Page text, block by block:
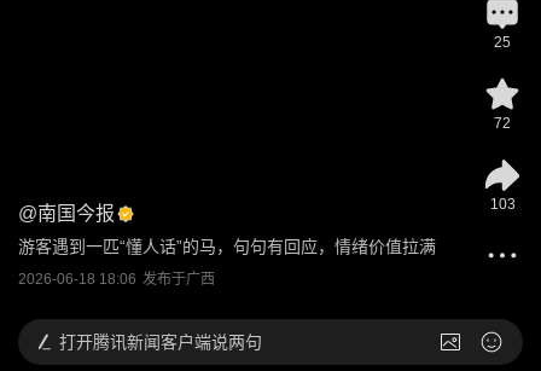
@南国今报
游客遇到一匹“懂人话”的马，句句有回应，情绪价值拉满
2026-06-18 18:06 发布于广西
25
72
103
打开腾讯新闻客户端说两句